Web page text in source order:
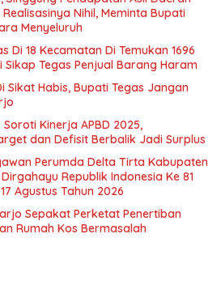
Nihil, Meminta Bupati
Menyeluruh
Di 18 Kecamatan Di Temukan 1696
Tegas Penjual Barang Haram
Sikat Habis, Bupati Tegas Jangan
Kinerja APBD 2025,
dan Defisit Berbalik Jadi Surplus
Perumda Delta Tirta Kabupaten
Republik Indonesia Ke 81
Agustus Tahun 2026
Sepakat Perketat Penertiban
Rumah Kos Bermasalah